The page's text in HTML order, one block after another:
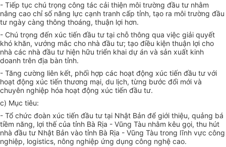
- Tiếp tục chú trọng công tác cải thiện môi trường đầu tư nhằm
nâng cao chỉ số năng lực cạnh tranh cấp tỉnh, tạo ra môi trường đầu
tư ngày càng thông thoáng, thuận lợi hơn.
- Chú trọng đến xúc tiến đầu tư tại chỗ thông qua việc giải quyết
khó khăn, vướng mắc cho nhà đầu tư; tạo điều kiện thuận lợi cho
nhà các nhà đầu tư hiện hữu triển khai dự án và sản xuất kinh
doanh trên địa bàn tỉnh.
- Tăng cường liên kết, phối hợp các hoạt động xúc tiến đầu tư với
hoạt động xúc tiến thương mại, du lịch, từng bước đổi mới và
chuyên nghiệp hóa hoạt động xúc tiến đầu tư.
c) Mục tiêu:
- Tổ chức đoàn xúc tiến đầu tư tại Nhật Bản để giới thiệu, quảng bá
tiềm năng, lợi thế của tỉnh Bà Rịa - Vũng Tàu nhằm kêu gọi, thu hút
nhà đầu tư Nhật Bản vào tỉnh Bà Rịa - Vũng Tàu trong lĩnh vực công
nghiệp, logistics, nông nghiệp ứng dụng công nghệ cao.